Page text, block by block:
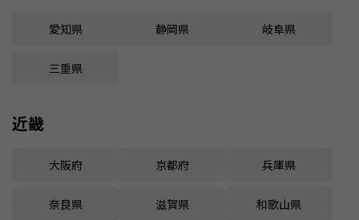
愛知県 静岡県 岐阜県
三重県
近畿
大阪府 京都府 兵庫県
奈良県 滋賀県 和歌山県